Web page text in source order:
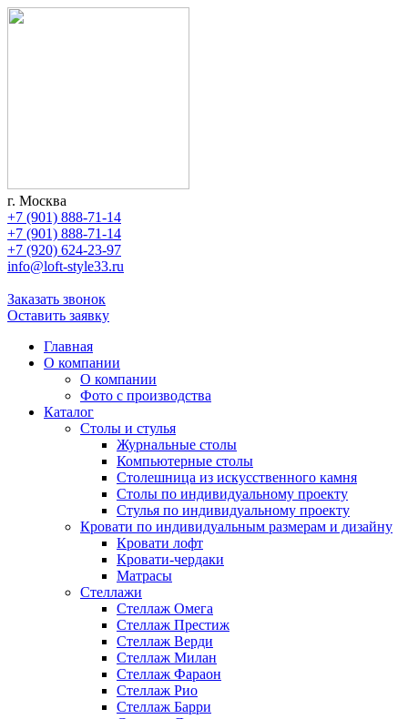
г. Москва
+7 (901) 888-71-14
+7 (901) 888-71-14
+7 (920) 624-23-97
info@loft-style33.ru
Заказать звонок
Оставить заявку
Главная
О компании
О компании
Фото с производства
Каталог
Cтолы и стулья
Журнальные столы
Компьютерные столы
Столешница из искусственного камня
Столы по индивидуальному проекту
Стулья по индивидуальному проекту
Кровати по индивидуальным размерам и дизайну
Кровати лофт
Кровати-чердаки
Матрасы
Стеллажи
Стеллаж Омега
Стеллаж Престиж
Стеллаж Верди
Стеллаж Милан
Стеллаж Фараон
Стеллаж Рио
Стеллаж Барри